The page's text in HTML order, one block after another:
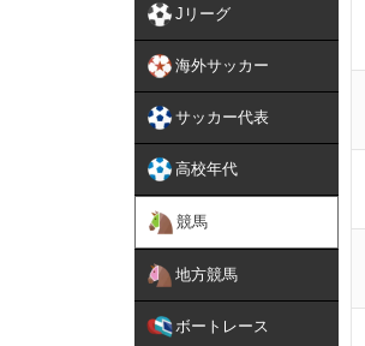
Jリーグ
海外サッカー
サッカー代表
高校年代
競馬
地方競馬
ボートレース